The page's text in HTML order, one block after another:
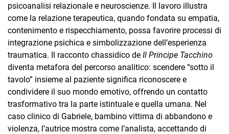
psicoanalisi relazionale e neuroscienze. Il lavoro illustra
come la relazione terapeutica, quando fondata su empatia,
contenimento e rispecchiamento, possa favorire processi di
integrazione psichica e simbolizzazione dell’esperienza
traumatica. Il racconto chassidico de Il Principe Tacchino
diventa metafora del percorso analitico: scendere “sotto il
tavolo” insieme al paziente significa riconoscere e
condividere il suo mondo emotivo, offrendo un contatto
trasformativo tra la parte istintuale e quella umana. Nel
caso clinico di Gabriele, bambino vittima di abbandono e
violenza, l’autrice mostra come l’analista, accettando di